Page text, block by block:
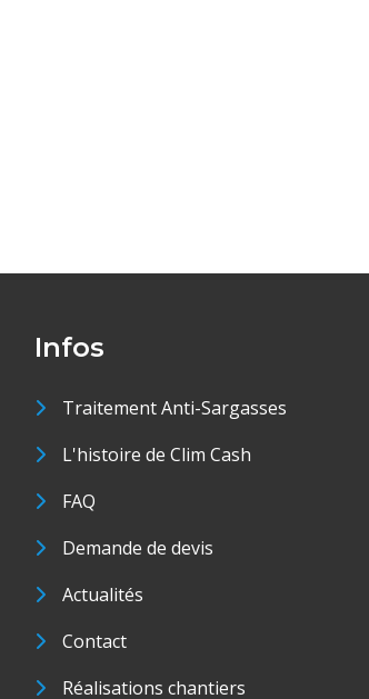
Infos
Traitement Anti-Sargasses
L'histoire de Clim Cash
FAQ
Demande de devis
Actualités
Contact
Réalisations chantiers